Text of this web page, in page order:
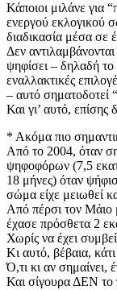
Κάποιοι μιλάνε για
ενεργού εκλογικού
διαδικασία μέσα σε
Δεν
ψηφίσει – δηλαδή το
εναλλακτικές
– αυτό σηματοδοτεί
Και γι’ αυτό,
* Ακόμα πιο
Από το 2004, όταν
ψηφοφόρων (7,5
18 μήνες) όταν
σώμα είχε μειωθεί
Από πέρσι τον Μάιο
έχασε πρόσθετα 2
Χωρίς να έχει
Κι αυτό, βέβαια,
Ό,τι κι αν σημαίνει,
Και σίγουρα ΔΕΝ